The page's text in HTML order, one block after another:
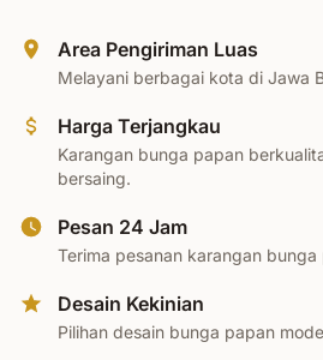
Area Pengiriman Luas
Melayani berbagai kota di Jawa
Harga Terjangkau
Karangan bunga papan
bersaing.
Pesan 24 Jam
Terima pesanan karangan
Desain Kekinian
Pilihan desain bunga papan